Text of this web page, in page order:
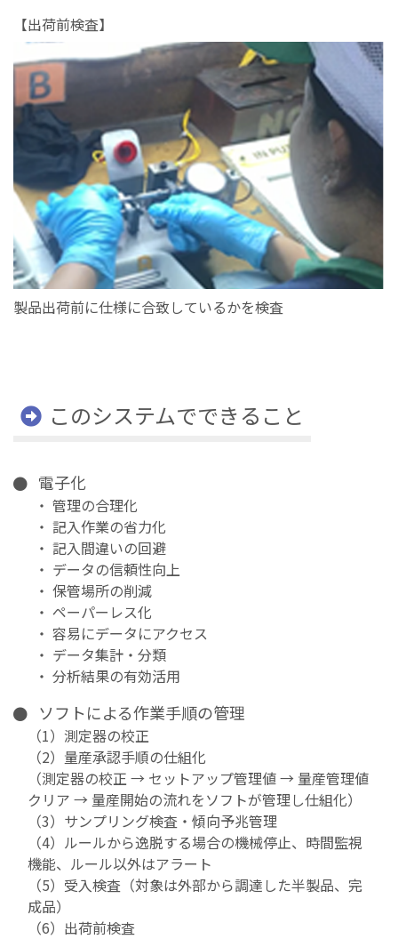
【出荷前検査】
製品出荷前に仕様に合致しているかを検査
このシステムでできること
電子化
・ 管理の合理化
・ 記入作業の省力化
・ 記入間違いの回避
・ データの信頼性向上
・ 保管場所の削減
・ ペーパーレス化
・ 容易にデータにアクセス
・ データ集計・分類
・ 分析結果の有効活用
ソフトによる作業手順の管理
（1）測定器の校正
（2）量産承認手順の仕組化
（測定器の校正 → セットアップ管理値 → 量産管理値
クリア → 量産開始の流れをソフトが管理し仕組化）
（3）サンプリング検査・傾向予兆管理
（4）ルールから逸脱する場合の機械停止、時間監視
機能、ルール以外はアラート
（5）受入検査（対象は外部から調達した半製品、完
成品）
（6）出荷前検査